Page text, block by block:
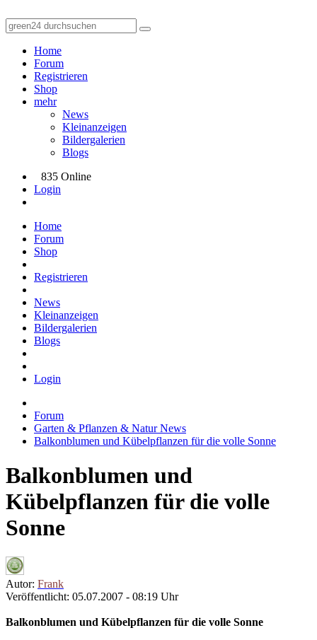
Home
Forum
Registrieren
Shop
mehr
News
Kleinanzeigen
Bildergalerien
Blogs
835 Online
Login
Home
Forum
Shop
Registrieren
News
Kleinanzeigen
Bildergalerien
Blogs
Login
Forum
Garten & Pflanzen & Natur News
Balkonblumen und Kübelpflanzen für die volle Sonne
Balkonblumen und
Kübelpflanzen für die volle
Sonne
Autor: Frank
Veröffentlicht: 05.07.2007 - 08:19 Uhr
Balkonblumen und Kübelpflanzen für die volle Sonne